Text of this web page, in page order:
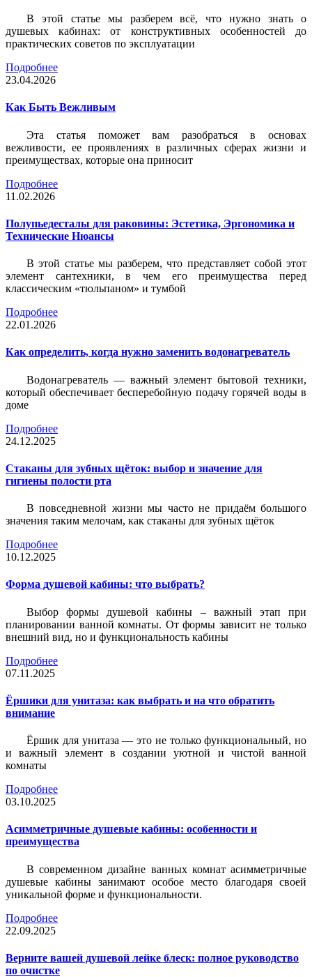
В этой статье мы разберем всё, что нужно знать о
душевых кабинах: от конструктивных особенностей до
практических советов по эксплуатации
Подробнее
23.04.2026
Как Быть Вежливым
Эта статья поможет вам разобраться в основах
вежливости, ее проявлениях в различных сферах жизни и
преимуществах, которые она приносит
Подробнее
11.02.2026
Полупьедесталы для раковины: Эстетика, Эргономика и
Технические Нюансы
В этой статье мы разберем, что представляет собой этот
элемент сантехники, в чем его преимущества перед
классическим «тюльпаном» и тумбой
Подробнее
22.01.2026
Как определить, когда нужно заменить водонагреватель
Водонагреватель — важный элемент бытовой техники,
который обеспечивает бесперебойную подачу горячей воды в
доме
Подробнее
24.12.2025
Стаканы для зубных щёток: выбор и значение для
гигиены полости рта
В повседневной жизни мы часто не придаём большого
значения таким мелочам, как стаканы для зубных щёток
Подробнее
10.12.2025
Форма душевой кабины: что выбрать?
Выбор формы душевой кабины – важный этап при
планировании ванной комнаты. От формы зависит не только
внешний вид, но и функциональность кабины
Подробнее
07.11.2025
Ёршики для унитаза: как выбрать и на что обратить
внимание
Ёршик для унитаза — это не только функциональный, но
и важный элемент в создании уютной и чистой ванной
комнаты
Подробнее
03.10.2025
Асимметричные душевые кабины: особенности и
преимущества
В современном дизайне ванных комнат асимметричные
душевые кабины занимают особое место благодаря своей
уникальной форме и функциональности.
Подробнее
22.09.2025
Верните вашей душевой лейке блеск: полное руководство
по очистке